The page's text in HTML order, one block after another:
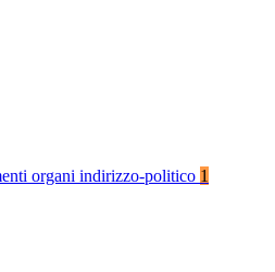
organi indirizzo-politico 1